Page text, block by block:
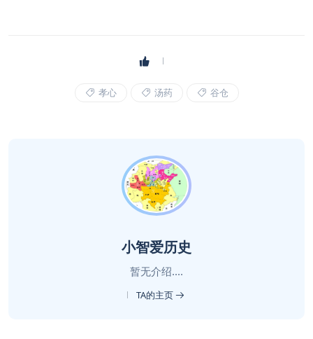
孝心 汤药 谷仓
小智爱历史
暂无介绍....
TA的主页